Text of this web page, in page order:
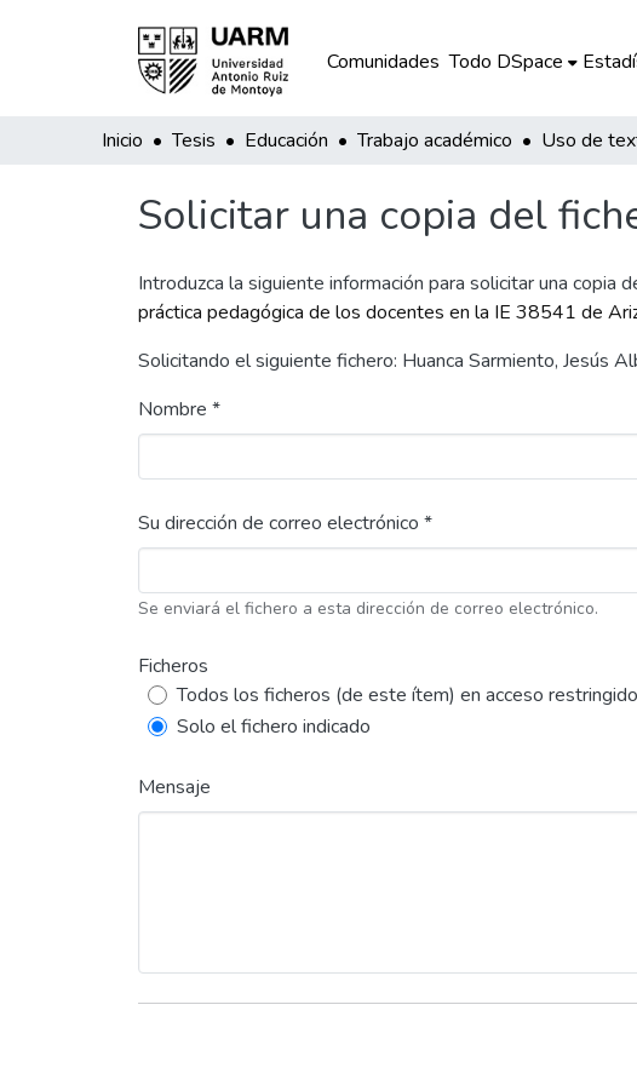
Comunidades Todo DSpace
Inicio Tesis Educación Trabajo académico
Solicitar una copia del
Introduzca la siguiente información para solicitar una copia
práctica pedagógica de los docentes en la IE 38541 de
Solicitando el siguiente fichero: Huanca Sarmiento, Jesús
Nombre *
Su dirección de correo electrónico *
Se enviará el fichero a esta dirección de correo electrónico.
Ficheros
Todos los ficheros (de este ítem) en acceso restringido
Solo el fichero indicado
Mensaje